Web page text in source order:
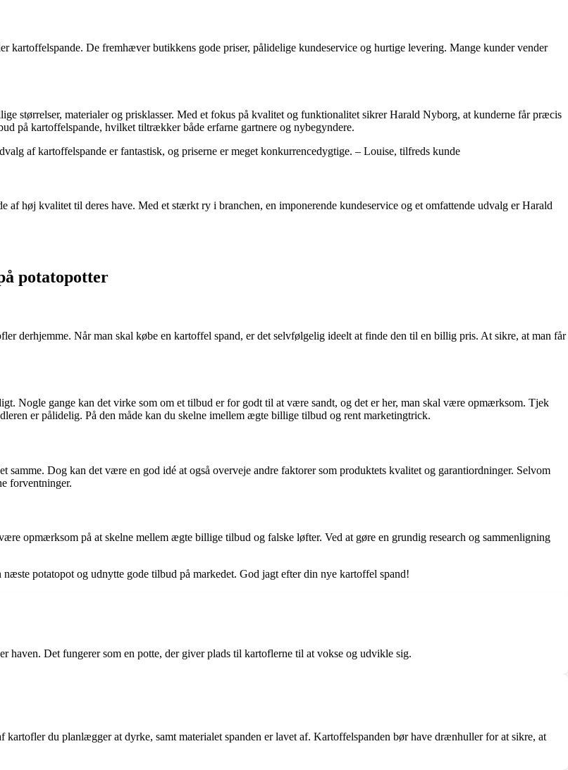
kartoffelspande. De fremhæver butikkens gode priser, pålidelige kundeservice og hurtige levering. Mange kunder vender
størrelser, materialer og prisklasser. Med et fokus på kvalitet og funktionalitet sikrer Harald Nyborg, at kunderne får præcis
på kartoffelspande, hvilket tiltrækker både erfarne gartnere og nybegyndere.
af kartoffelspande er fantastisk, og priserne er meget konkurrencedygtige. – Louise, tilfreds kunde
af høj kvalitet til deres have. Med et stærkt ry i branchen, en imponerende kundeservice og et omfattende udvalg er Harald
potatopotter
derhjemme. Når man skal købe en kartoffel spand, er det selvfølgelig ideelt at finde den til en billig pris. At sikre, at man får
Nogle gange kan det virke som om et tilbud er for godt til at være sandt, og det er her, man skal være opmærksom. Tjek
er pålidelig. På den måde kan du skelne imellem ægte billige tilbud og rent marketingtrick.
Dog kan det være en god idé at også overveje andre faktorer som produktets kvalitet og garantiordninger. Selvom
forventninger.
opmærksom på at skelne mellem ægte billige tilbud og falske løfter. Ved at gøre en grundig research og sammenligning
potatopot og udnytte gode tilbud på markedet. God jagt efter din nye kartoffel spand!
haven. Det fungerer som en potte, der giver plads til kartoflerne til at vokse og udvikle sig.
du planlægger at dyrke, samt materialet spanden er lavet af. Kartoffelspanden bør have drænhuller for at sikre, at